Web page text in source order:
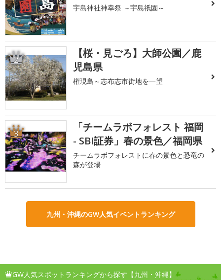
宇島神社神幸祭 ～宇島祇園～
2
【桜・見ごろ】大師公園／鹿
児島県
権現島～志布志市街地を一望
3
「チームラボフォレスト 福岡
- SBI証券」春の景色／福岡県
チームラボフォレストに春の景色と恐竜の
森が登場
九州・沖縄のGW人気イベントランキング
GW人気スポットランキングから探す【九州・沖縄】